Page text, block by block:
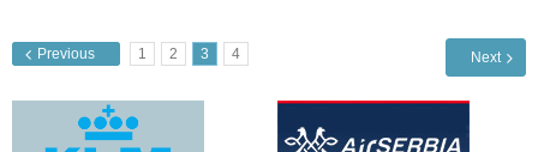
Previous 1 2 3 4 Next